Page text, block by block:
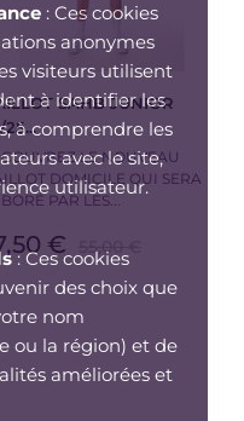
: Ces cookies
anonymes
visiteurs utilisent
à identifier les
à comprendre les
avec le site,
utilisateur.
: Ces cookies
des choix que
nom
ou la région) et de
améliorées et
SAHB JUNIOR
LE NOUVEAU
DOMICILE QUI SERA
PAR LES...
€
Prix
de
base
55,00 €